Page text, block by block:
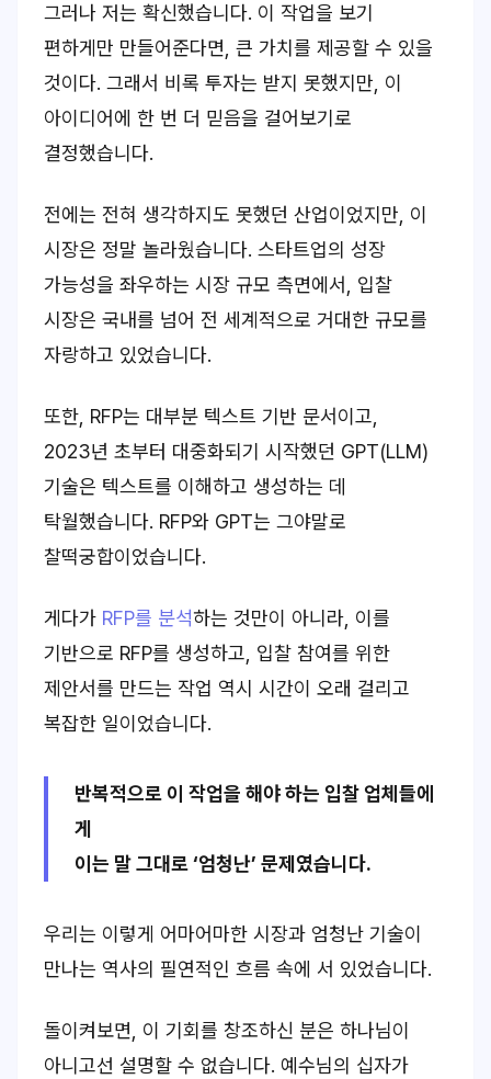
그러나 저는 확신했습니다. 이 작업을 보기
편하게만 만들어준다면, 큰 가치를 제공할 수 있을
것이다. 그래서 비록 투자는 받지 못했지만, 이
아이디어에 한 번 더 믿음을 걸어보기로
결정했습니다.
전에는 전혀 생각하지도 못했던 산업이었지만, 이
시장은 정말 놀라웠습니다. 스타트업의 성장
가능성을 좌우하는 시장 규모 측면에서, 입찰
시장은 국내를 넘어 전 세계적으로 거대한 규모를
자랑하고 있었습니다.
또한, RFP는 대부분 텍스트 기반 문서이고,
2023년 초부터 대중화되기 시작했던 GPT(LLM)
기술은 텍스트를 이해하고 생성하는 데
탁월했습니다. RFP와 GPT는 그야말로
찰떡궁합이었습니다.
게다가 RFP를 분석하는 것만이 아니라, 이를
기반으로 RFP를 생성하고, 입찰 참여를 위한
제안서를 만드는 작업 역시 시간이 오래 걸리고
복잡한 일이었습니다.
반복적으로 이 작업을 해야 하는 입찰 업체들에
게
이는 말 그대로 ‘엄청난’ 문제였습니다.
우리는 이렇게 어마어마한 시장과 엄청난 기술이
만나는 역사의 필연적인 흐름 속에 서 있었습니다.
돌이켜보면, 이 기회를 창조하신 분은 하나님이
아니고선 설명할 수 없습니다. 예수님의 십자가